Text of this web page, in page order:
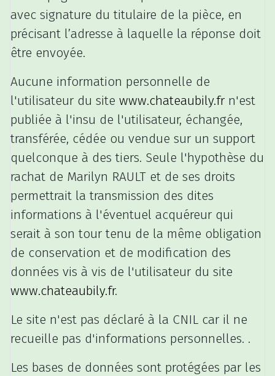
avec signature du titulaire de la pièce, en
précisant l’adresse à laquelle la réponse doit
être envoyée.
Aucune information personnelle de
l'utilisateur du site www.chateaubily.fr n'est
publiée à l'insu de l'utilisateur, échangée,
transférée, cédée ou vendue sur un support
quelconque à des tiers. Seule l'hypothèse du
rachat de Marilyn RAULT et de ses droits
permettrait la transmission des dites
informations à l'éventuel acquéreur qui
serait à son tour tenu de la même obligation
de conservation et de modification des
données vis à vis de l'utilisateur du site
www.chateaubily.fr.
Le site n'est pas déclaré à la CNIL car il ne
recueille pas d'informations personnelles. .
Les bases de données sont protégées par les